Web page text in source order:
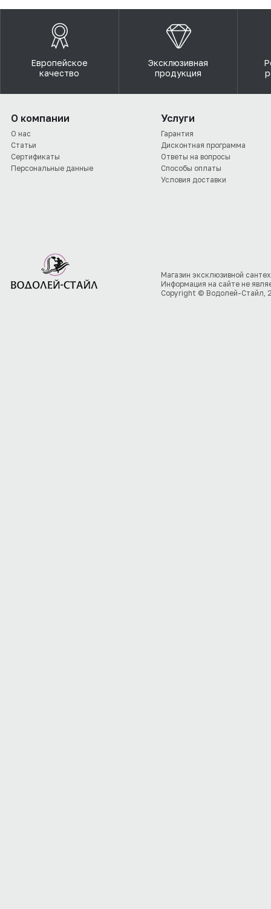
Европейское
качество
Эксклюзивная
продукция
О компании
О нас
Статьи
Сертификаты
Персональные данные
Услуги
Гарантия
Дисконтная программа
Ответы на вопросы
Способы оплаты
Условия доставки
Магазин эксклюзивной
Информация на сайте не
Copyright © Водолей-Стайл,